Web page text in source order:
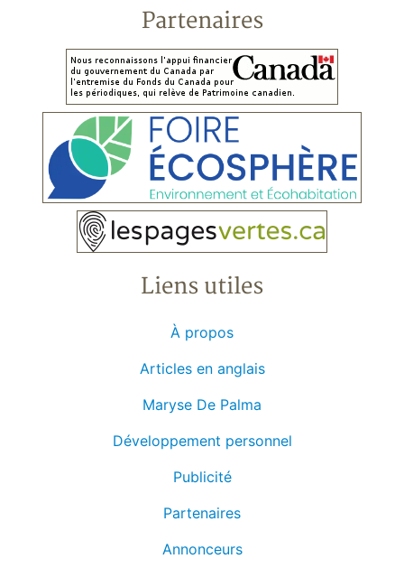
Partenaires
Liens utiles
À propos
Articles en anglais
Maryse De Palma
Développement personnel
Publicité
Partenaires
Annonceurs